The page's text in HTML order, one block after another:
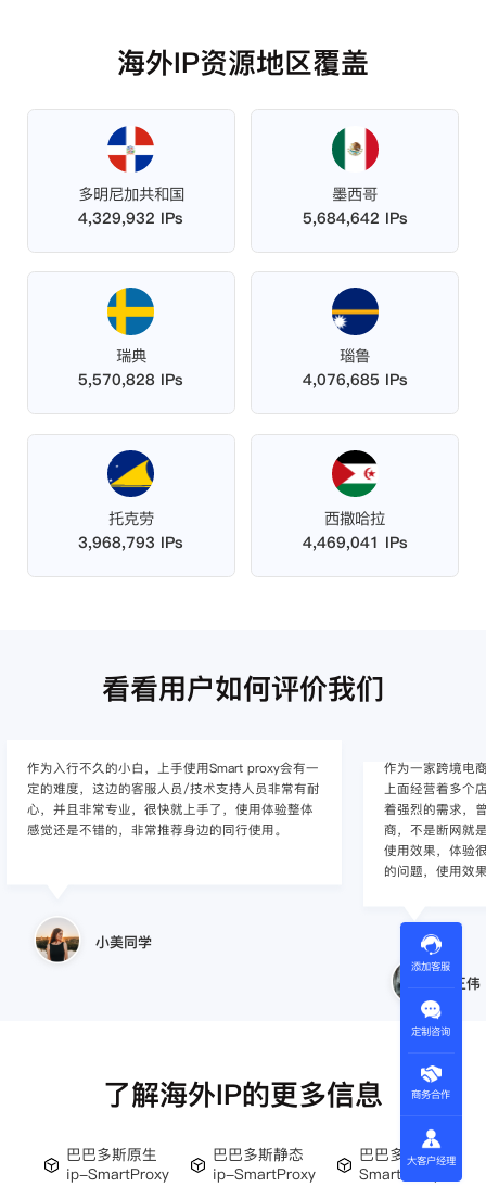
海外IP资源地区覆盖
多明尼加共和国
4,329,932 IPs
墨西哥
5,684,642 IPs
瑞典
5,570,828 IPs
瑙鲁
4,076,685 IPs
托克劳
3,968,793 IPs
西撒哈拉
4,469,041 IPs
看看用户如何评价我们
作为入行不久的小白，上手使用Smart proxy会有一
定的难度，这边的客服人员/技术支持人员非常有耐
心，并且非常专业，很快就上手了，使用体验整体
感觉还是不错的，非常推荐身边的同行使用。
小美同学
作为一家跨境电
上面经营着多个
着强烈的需求，
商，不是断网就
使用效果，体验
的问题，使用效
王伟
了解海外IP的更多信息
巴巴多斯原生
ip-SmartProxy
巴巴多斯静态
ip-SmartProxy
巴巴多斯ip-
SmartProxy
添加客服
定制咨询
商务合作
大客户经理